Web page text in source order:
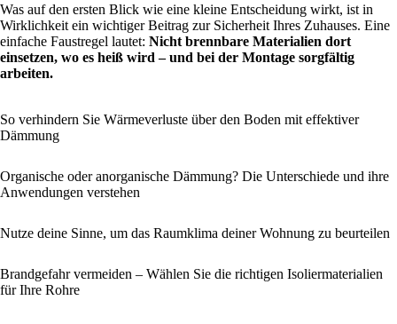
Was auf den ersten Blick wie eine kleine Entscheidung wirkt, ist in
Wirklichkeit ein wichtiger Beitrag zur Sicherheit Ihres Zuhauses. Eine
einfache Faustregel lautet: Nicht brennbare Materialien dort
einsetzen, wo es heiß wird – und bei der Montage sorgfältig
arbeiten.
So verhindern Sie Wärmeverluste über den Boden mit effektiver
Dämmung
Organische oder anorganische Dämmung? Die Unterschiede und ihre
Anwendungen verstehen
Nutze deine Sinne, um das Raumklima deiner Wohnung zu beurteilen
Brandgefahr vermeiden – Wählen Sie die richtigen Isoliermaterialien
für Ihre Rohre